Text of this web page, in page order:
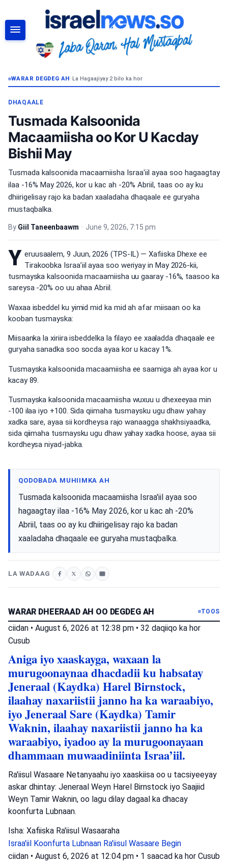
WARAR DEGDEG AH•La Hagaajiyay 2 bilo ka hor
DHAQAALE
Tusmada Kalsoonida
Macaamiisha oo Kor U Kacday
Bishii May
Tusmada kalsoonida macaamiisha Israa'iil ayaa soo hagaagtay
ilaa -16% May 2026, kor u kac ah -20% Abriil, taas oo ay ku
dhiirigelisay rajo ka badan xaaladaha dhaqaale ee guryaha
mustaqbalka.
By Giil Taneenbaawm • June 9, 2026, 7:15 pm
Y eruusaalem, 9 Juun, 2026 (TPS-IL) — Xafiiska Dhexe ee
Tirakoobka Israa’iil ayaa soo weriyay in May 2026-kii,
tusmayska kalsoonida macaamiisha uu gaaray -16%, taasoo ka
sareysa -20% oo uu ahaa Abriil.
Waxaa isbeddel ku yimid mid ka mid ah afar miisaan oo ka
kooban tusmayska:
Miisaanka la xiriira isbeddelka la filayo ee xaaladda dhaqaale ee
guryaha sanadka soo socda ayaa kor u kacay 1%.
Tusmayska kalsoonida macaamiisha ee saamiga ah ayaa kor u
kacay 89.
Tusmayska kalsoonida macaamiisha wuxuu u dhexeeyaa min
-100 ilaa iyo +100. Sida qiimaha tusmaysku ugu dhaw yahay
xadka sare, ayaa sii kordheysa rajo wanaagga shakhsiyaadka,
sida qiimaha tusmaysku ugu dhaw yahay xadka hoose, ayaa sii
kordheysa niyad-jabka.
QODOBADA MUHIIMKA AH
Tusmada kalsoonida macaamiisha Israa'iil ayaa soo
hagaagtay ilaa -16% May 2026, kor u kac ah -20%
Abriil, taas oo ay ku dhiirigelisay rajo ka badan
xaaladaha dhaqaale ee guryaha mustaqbalka.
LA WADAAG
WARAR DHEERAAD AH OO DEGDEG AH TOOS
ciidan • August 6, 2026 at 12:38 pm • 32 daqiiqo ka hor
Cusub
Aniga iyo xaaskayga, waxaan la
murugoonaynaa dhacdadii ku habsatay
Jeneraal (Kaydka) Harel Birnstock,
ilaahay naxariistii janno ha ka waraabiyo,
iyo Jeneraal Sare (Kaydka) Tamir
Waknin, ilaahay naxariistii janno ha ka
waraabiyo, iyadoo ay la murugoonayaan
dhammaan muwaadiniinta Israa’iil.
Ra'iisul Wasaare Netanyaahu iyo xaaskiisa oo u tacsiyeeyay
askar dhintay: Jeneraal Weyn Harel Birnstock iyo Saajiid
Weyn Tamir Waknin, oo lagu dilay dagaal ka dhacay
koonfurta Lubnaan.
Isha: Xafiiska Ra'iisul Wasaaraha
Israa'iil Koonfurta Lubnaan Ra'iisul Wasaare Begin
ciidan • August 6, 2026 at 12:04 pm • 1 saacad ka hor Cusub